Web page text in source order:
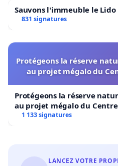
Sauvons l'immeuble le Lido
831 signatures
Protégeons la réserve
au projet mégalo du
Protégeons la réserve
au projet mégalo du
1 133 signatures
LANCEZ VOTRE